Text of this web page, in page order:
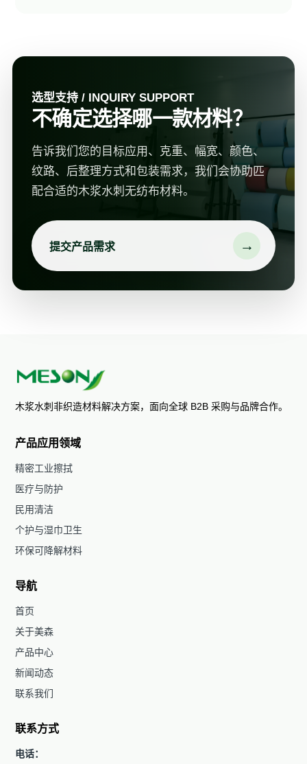
选型支持 / INQUIRY SUPPORT
不确定选择哪一款材料？
告诉我们您的目标应用、克重、幅宽、颜色、
纹路、后整理方式和包装需求，我们会协助匹
配合适的木浆水刺无纺布材料。
提交产品需求 →
木浆水刺非织造材料解决方案，面向全球 B2B 采购与品牌合作。
产品应用领域
精密工业擦拭
医疗与防护
民用清洁
个护与湿巾卫生
环保可降解材料
导航
首页
关于美森
产品中心
新闻动态
联系我们
联系方式
电话：